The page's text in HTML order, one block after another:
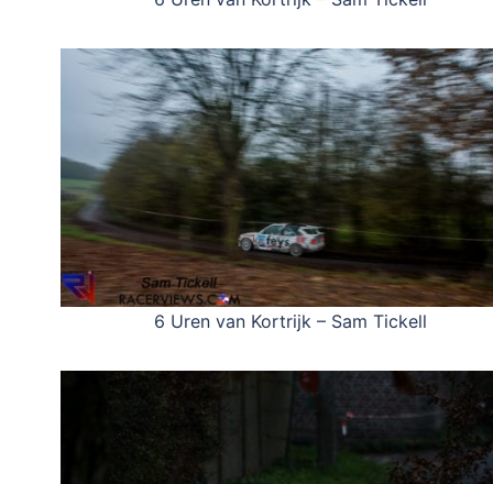
6 Uren van Kortrijk – Sam Tickell